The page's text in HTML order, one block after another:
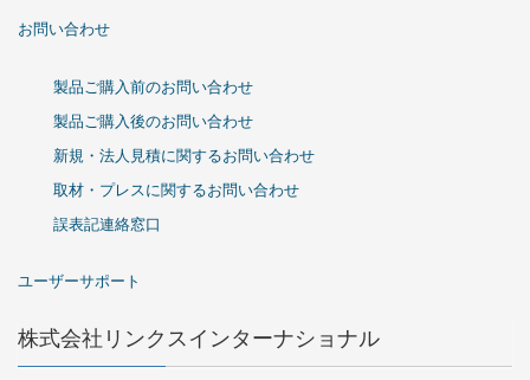
お問い合わせ
製品ご購入前のお問い合わせ
製品ご購入後のお問い合わせ
新規・法人見積に関するお問い合わせ
取材・プレスに関するお問い合わせ
誤表記連絡窓口
ユーザーサポート
株式会社リンクスインターナショナル